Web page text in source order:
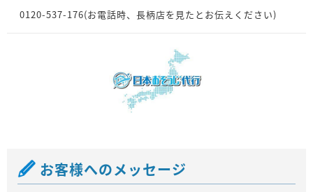
0120-537-176(お電話時、長柄店を見たとお伝えください)
お客様へのメッセージ